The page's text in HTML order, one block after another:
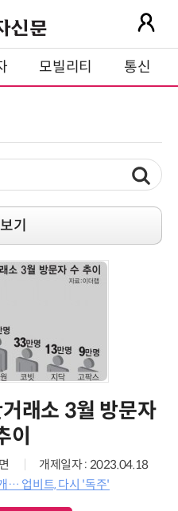
모빌리티 통신
기
래소 3월 방문자
이
개제일자 : 2023.04.18
… 업비트, 다시 '독주'